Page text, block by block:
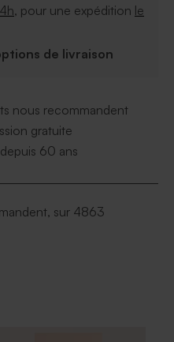
, pour une expédition le
de livraison
nous recommandent
gratuite
60 ans
sur 4863